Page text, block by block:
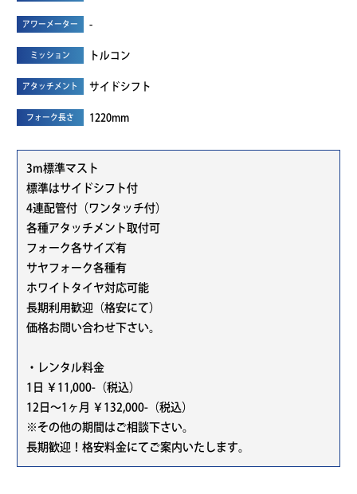
アワーメーター -
ミッション トルコン
アタッチメント サイドシフト
フォーク長さ 1220mm
3m標準マスト
標準はサイドシフト付
4連配管付（ワンタッチ付）
各種アタッチメント取付可
フォーク各サイズ有
サヤフォーク各種有
ホワイトタイヤ対応可能
長期利用歓迎（格安にて）
価格お問い合わせ下さい。
・レンタル料金
1日 ￥11,000-（税込）
12日～1ヶ月 ￥132,000-（税込）
※その他の期間はご相談下さい。
長期歓迎！格安料金にてご案内いたします。